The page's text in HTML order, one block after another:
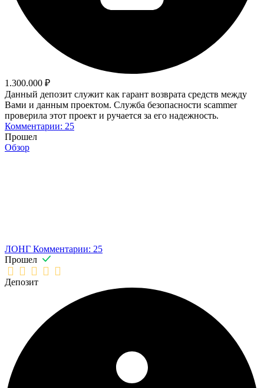
1.300.000 ₽
Данный депозит служит как гарант возврата средств между
Вами и данным проектом. Служба безопасности scammer
проверила этот проект и ручается за его надежность.
Комментарии: 25
Прошел
Обзор
ЛОНГ Комментарии: 25
Прошел
Депозит